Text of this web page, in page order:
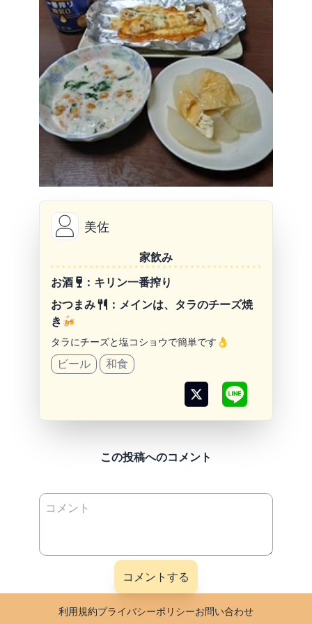
美佐
家飲み
お酒
：キリン一番搾り
おつまみ
：メインは、タラのチーズ焼
き🍻
タラにチーズと塩コショウで簡単です👌
ビール 和食
この投稿へのコメント
利用規約プライバシーポリシーお問い合わせ